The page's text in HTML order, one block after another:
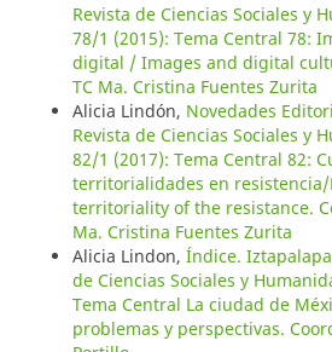
Revista de Ciencias Sociales y
78/1 (2015): Tema Central 78:
digital / Images and digital
TC Ma. Cristina Fuentes Zurita
Alicia Lindón, Novedades
Revista de Ciencias Sociales y
82/1 (2017): Tema Central 82:
territorialidades en
territoriality of the resistance.
Ma. Cristina Fuentes Zurita
Alicia Lindon, Índice.
de Ciencias Sociales y
Tema Central La ciudad de
problemas y perspectivas.